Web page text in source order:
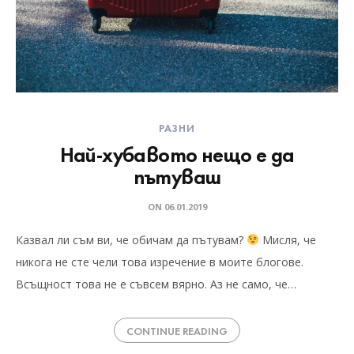
РАЗНИ
Най-хубавото нещо е да
пътуваш
ON 06.01.2019
Казвал ли съм ви, че обичам да пътувам?
Мисля, че
никога не сте чели това изречение в моите блогове.
Всъщност това не е съвсем вярно. Аз не само, че…
CONTINUE READING